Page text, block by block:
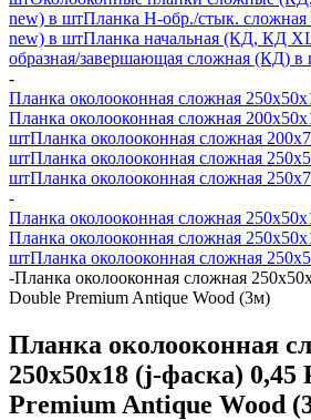
new) в штПланка H-обр./стык.
new) в штПланка начальная (КД, КД
образная/завершающая сложная (КД) в
-
Планка околооконная сложная
Планка околооконная сложная
штПланка околооконная сложная
штПланка околооконная сложная
штПланка околооконная сложная
-
Планка околооконная сложная
Планка околооконная сложная
штПланка околооконная сложная
-Планка околооконная сложная
Double Premium Antique Wood (3м)
Планка околооконная
250х50х18 (j-фаска)
Premium Antique Wood